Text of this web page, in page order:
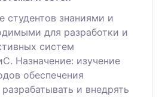
студентов знаниями и
для разработки и
систем
Назначение: изучение
обеспечения
и внедрять